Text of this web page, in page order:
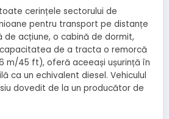
cerințele sectorului de
pentru transport pe distanțe
de acțiune, o cabină de dormit,
de a tracta o remorcă
m/45 ft), oferă aceeași ușurință în
ca un echivalent diesel. Vehiculul
dovedit de la un producător de